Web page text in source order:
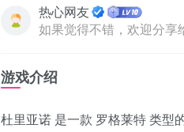
热心网友
如果觉得不错，欢迎分享
游戏介绍
杜里亚诺 是一款 罗格莱特 类型